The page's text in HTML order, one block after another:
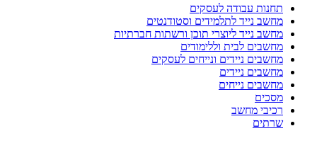
תחנות עבודה לעסקים
מחשב נייד לתלמידים וסטודנטים
מחשב נייד ליוצרי תוכן ורשתות חברתיות
מחשבים לבית וללימודים
מחשבים ניידים ונייחים לעסקים
מחשבים ניידים
מחשבים נייחים
מסכים
רכיבי מחשב
שרתים